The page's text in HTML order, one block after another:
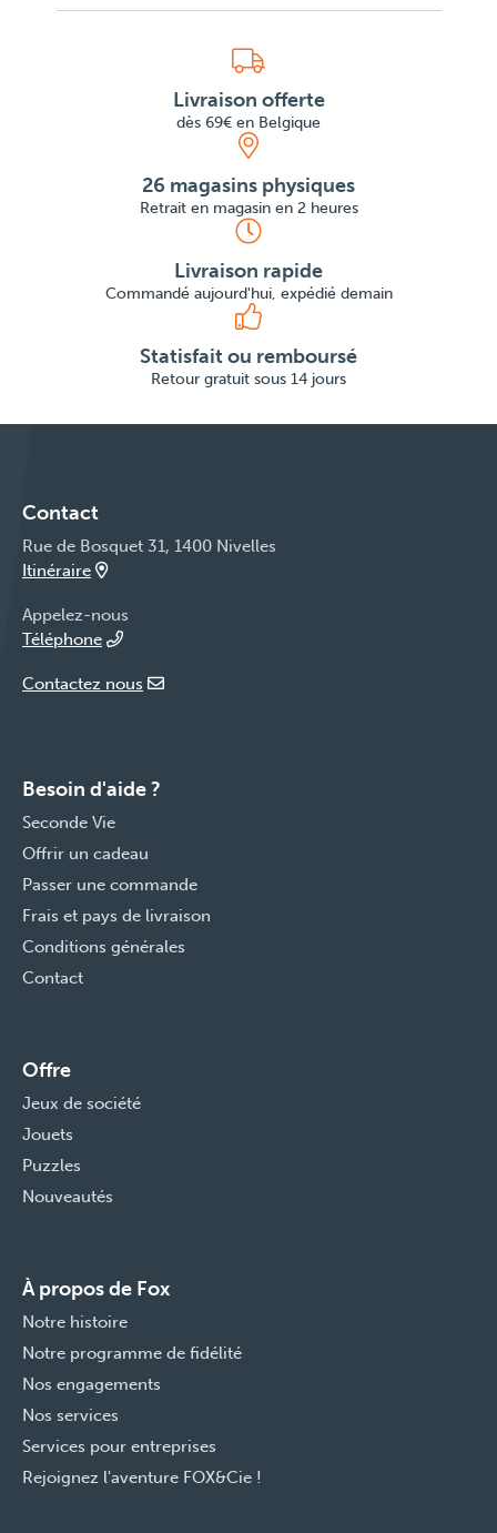
Livraison offerte
dès 69€ en Belgique
26 magasins physiques
Retrait en magasin en 2 heures
Livraison rapide
Commandé aujourd'hui, expédié demain
Statisfait ou remboursé
Retour gratuit sous 14 jours
Contact
Rue de Bosquet 31, 1400 Nivelles
Itinéraire
Appelez-nous
Téléphone
Contactez nous
Besoin d'aide ?
Seconde Vie
Offrir un cadeau
Passer une commande
Frais et pays de livraison
Conditions générales
Contact
Offre
Jeux de société
Jouets
Puzzles
Nouveautés
À propos de Fox
Notre histoire
Notre programme de fidélité
Nos engagements
Nos services
Services pour entreprises
Rejoignez l'aventure FOX&Cie !